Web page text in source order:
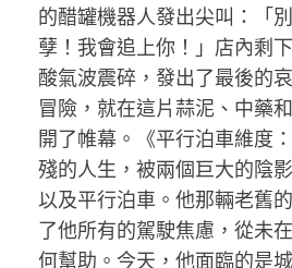
的醋罐機器人發出尖叫：「
孽！我會追上你！」店內剩
酸氣波震碎，發出了最後的
冒險，就在這片蒜泥、中藥
開了帷幕。《平行泊車維度
殘的人生，被兩個巨大的陰
以及平行泊車。他那輛老舊
了他所有的駕駛焦慮，從未
何幫助。今天，他面臨的是